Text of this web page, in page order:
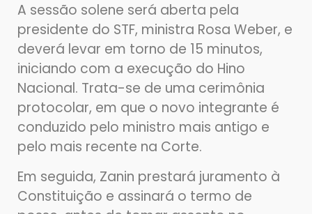
A sessão solene será aberta pela
presidente do STF, ministra Rosa Weber, e
deverá levar em torno de 15 minutos,
iniciando com a execução do Hino
Nacional. Trata-se de uma cerimônia
protocolar, em que o novo integrante é
conduzido pelo ministro mais antigo e
pelo mais recente na Corte.
Em seguida, Zanin prestará juramento à
Constituição e assinará o termo de